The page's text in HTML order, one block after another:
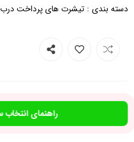
دسته بندی : تیشرت های پرداخت
راهنمای انتخاب